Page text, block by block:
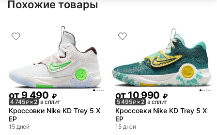
Похожие товары
от9 490 ₽
4 745₽× 2 в сплит
Кроссовки Nike KD Trey 5 X
EP
15 дней
от10 990 ₽
5 495₽× 2 в сплит
Кроссовки Nike KD Trey 5 X
EP
15 дней